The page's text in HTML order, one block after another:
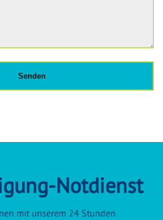
Notdienst
mit unserem 24 Stunden